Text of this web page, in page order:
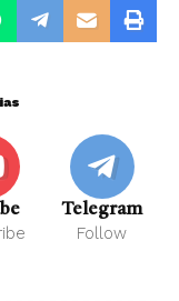
Telegram
Follow